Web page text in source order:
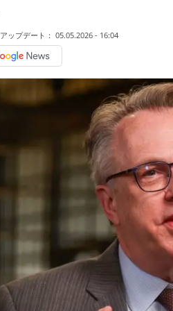
アップデート： 05.05.2026 - 16:04